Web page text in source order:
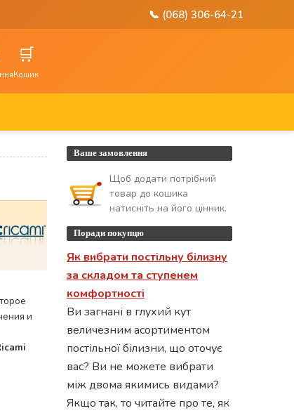
📞 (068) 306-64-21
🛒
Кошик
и
Ваше замовлення
Щоб додати потрібний
товар до кошика
натисніть на його цінник.
Поради покупцю
Як вибрати постільну білизну
за складом та ступенем
комфортності
Ви загнані в глухий кут
величезним асортиментом
постільної білизни, що оточує
вас? Ви не можете вибрати
між двома якимись видами?
Якщо так, то читайте про те, як